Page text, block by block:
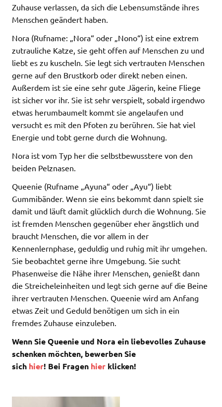
Zuhause verlassen, da sich die Lebensumstände ihres
Menschen geändert haben.
Nora (Rufname: „Nora“ oder „Nono“) ist eine extrem
zutrauliche Katze, sie geht offen auf Menschen zu und
liebt es zu kuscheln. Sie legt sich vertrauten Menschen
gerne auf den Brustkorb oder direkt neben einen.
Außerdem ist sie eine sehr gute Jägerin, keine Fliege
ist sicher vor ihr. Sie ist sehr verspielt, sobald irgendwo
etwas herumbaumelt kommt sie angelaufen und
versucht es mit den Pfoten zu berühren. Sie hat viel
Energie und tobt gerne durch die Wohnung.
Nora ist vom Typ her die selbstbewusstere von den
beiden Pelznasen.
Queenie (Rufname „Ayuna“ oder „Ayu“) liebt
Gummibänder. Wenn sie eins bekommt dann spielt sie
damit und läuft damit glücklich durch die Wohnung. Sie
ist fremden Menschen gegenüber eher ängstlich und
braucht Menschen, die vor allem in der
Kennenlernphase, geduldig und ruhig mit ihr umgehen.
Sie beobachtet gerne ihre Umgebung. Sie sucht
Phasenweise die Nähe ihrer Menschen, genießt dann
die Streicheleinheiten und legt sich gerne auf die Beine
ihrer vertrauten Menschen. Queenie wird am Anfang
etwas Zeit und Geduld benötigen um sich in ein
fremdes Zuhause einzuleben.
Wenn Sie Queenie und Nora ein liebevolles Zuhause
schenken möchten, bewerben Sie
sich hier! Bei Fragen hier klicken!